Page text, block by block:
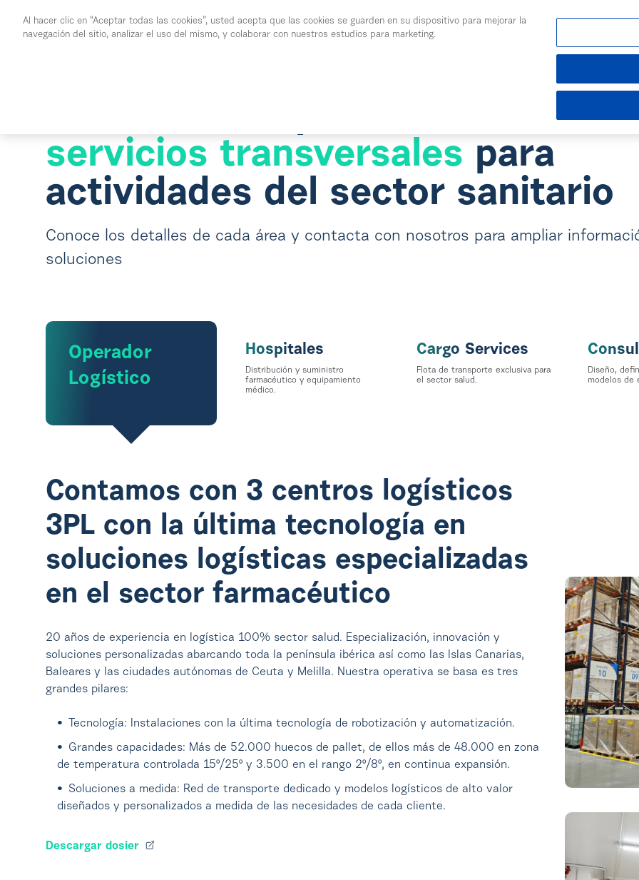
Quiénes Somos Servicios Noticias
4 unidades especializadas en
servicios transversales para
actividades del sector sanitario
Conoce los detalles de cada área y contacta con nosotros para ampliar
soluciones
Operador
Logístico
Hospitales
Distribución y suministro
farmacéutico y equipamiento
médico.
Cargo Services
Flota de transporte exclusiva para
el sector salud.
Diseño,
modelos de
Contamos con 3 centros logísticos
3PL con la última tecnología en
soluciones logísticas especializadas
en el sector farmacéutico
20 años de experiencia en logística 100% sector salud. Especialización, innovación y
soluciones personalizadas abarcando toda la península ibérica así como las Islas Canarias,
Baleares y las ciudades autónomas de Ceuta y Melilla. Nuestra operativa se basa es tres
grandes pilares:
Tecnología: Instalaciones con la última tecnología de robotización y automatización.
Grandes capacidades: Más de 52.000 huecos de pallet, de ellos más de 48.000 en zona
de temperatura controlada 15º/25º y 3.500 en el rango 2º/8º, en continua expansión.
Soluciones a medida: Red de transporte dedicado y modelos logísticos de alto valor
diseñados y personalizados a medida de las necesidades de cada cliente.
Descargar dosier
Al hacer clic en “Aceptar todas las cookies”, usted acepta que las cookies se guarden en su dispositivo para mejorar la
navegación del sitio, analizar el uso del mismo, y colaborar con nuestros estudios para marketing.